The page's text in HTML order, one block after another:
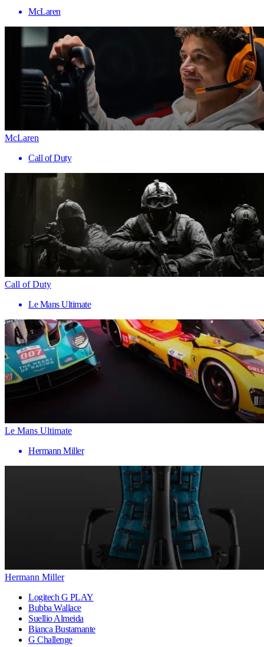
McLaren
McLaren
Call of Duty
Call of Duty
Le Mans Ultimate
Le Mans Ultimate
Hermann Miller
Hermann Miller
Logitech G PLAY
Bubba Wallace
Suellio Almeida
Bianca Bustamante
G Challenge